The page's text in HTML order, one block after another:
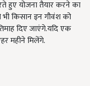
हुए योजना तैयार करने का
भी किसान इन गौवंश को
दिए जाएंगे.यदि एक
महीने मिलेंगे.